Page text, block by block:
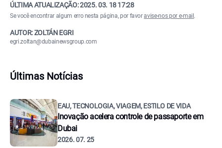
ÚLTIMA ATUALIZAÇÃO:2025. 03. 18 17:28
Se você encontrar algum erro nesta página, por favoravise-nos por e-mail .
AUTOR: ZOLTÁN EGRI
egri.zoltan@dubainewsgroup.com
Últimas Notícias
EAU, TECNOLOGIA, VIAGEM, ESTILO DE VIDA
Inovação acelera controle de passaporte em
Dubai
2026. 07. 25